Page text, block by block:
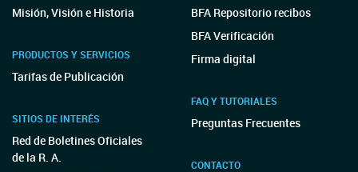
Misión, Visión e Historia
PRODUCTOS Y SERVICIOS
Tarifas de Publicación
SITIOS DE INTERÉS
Red de Boletines Oficiales
de la R. A.
BFA Repositorio recibos
BFA Verificación
Firma digital
FAQ Y TUTORIALES
Preguntas Frecuentes
CONTACTO